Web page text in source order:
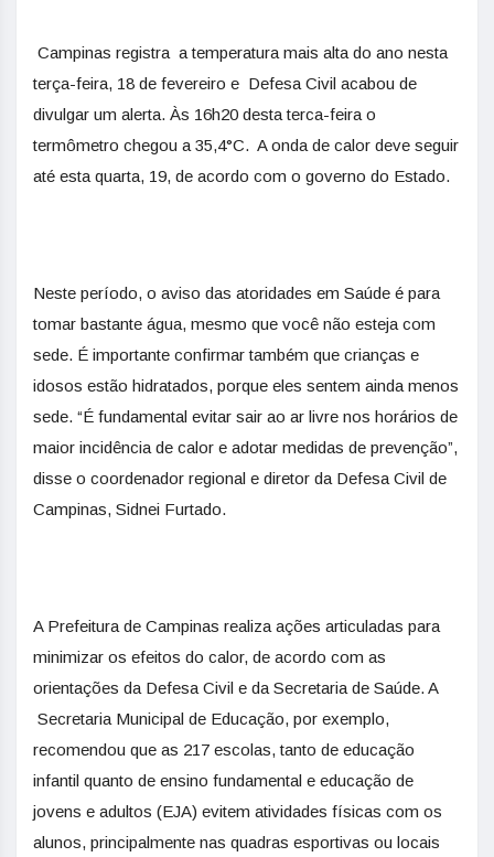
Campinas registra a temperatura mais alta do ano nesta
terça-feira, 18 de fevereiro e Defesa Civil acabou de
divulgar um alerta. Às 16h20 desta terca-feira o
termômetro chegou a 35,4°C. A onda de calor deve seguir
até esta quarta, 19, de acordo com o governo do Estado.
Neste período, o aviso das atoridades em Saúde é para
tomar bastante água, mesmo que você não esteja com
sede. É importante confirmar também que crianças e
idosos estão hidratados, porque eles sentem ainda menos
sede. “É fundamental evitar sair ao ar livre nos horários de
maior incidência de calor e adotar medidas de prevenção”,
disse o coordenador regional e diretor da Defesa Civil de
Campinas, Sidnei Furtado.
A Prefeitura de Campinas realiza ações articuladas para
minimizar os efeitos do calor, de acordo com as
orientações da Defesa Civil e da Secretaria de Saúde. A
Secretaria Municipal de Educação, por exemplo,
recomendou que as 217 escolas, tanto de educação
infantil quanto de ensino fundamental e educação de
jovens e adultos (EJA) evitem atividades físicas com os
alunos, principalmente nas quadras esportivas ou locais